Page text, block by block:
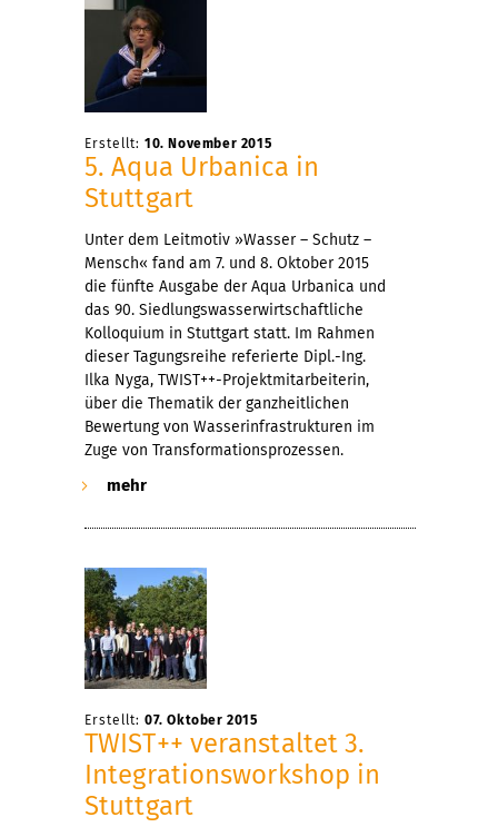
Erstellt: 10. November 2015
5. Aqua Urbanica in
Stuttgart
Unter dem Leitmotiv »Wasser – Schutz –
Mensch« fand am 7. und 8. Oktober 2015
die fünfte Ausgabe der Aqua Urbanica und
das 90. Siedlungswasserwirtschaftliche
Kolloquium in Stuttgart statt. Im Rahmen
dieser Tagungsreihe referierte Dipl.-Ing.
Ilka Nyga, TWIST++-Projektmitarbeiterin,
über die Thematik der ganzheitlichen
Bewertung von Wasserinfrastrukturen im
Zuge von Transformationsprozessen.
mehr
Erstellt: 07. Oktober 2015
TWIST++ veranstaltet 3.
Integrationsworkshop in
Stuttgart